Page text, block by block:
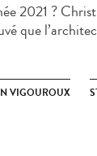
2021 ?
que
VIGOUROUX